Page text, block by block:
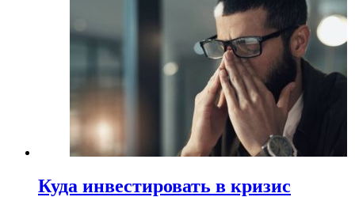
Куда инвестировать в кризис